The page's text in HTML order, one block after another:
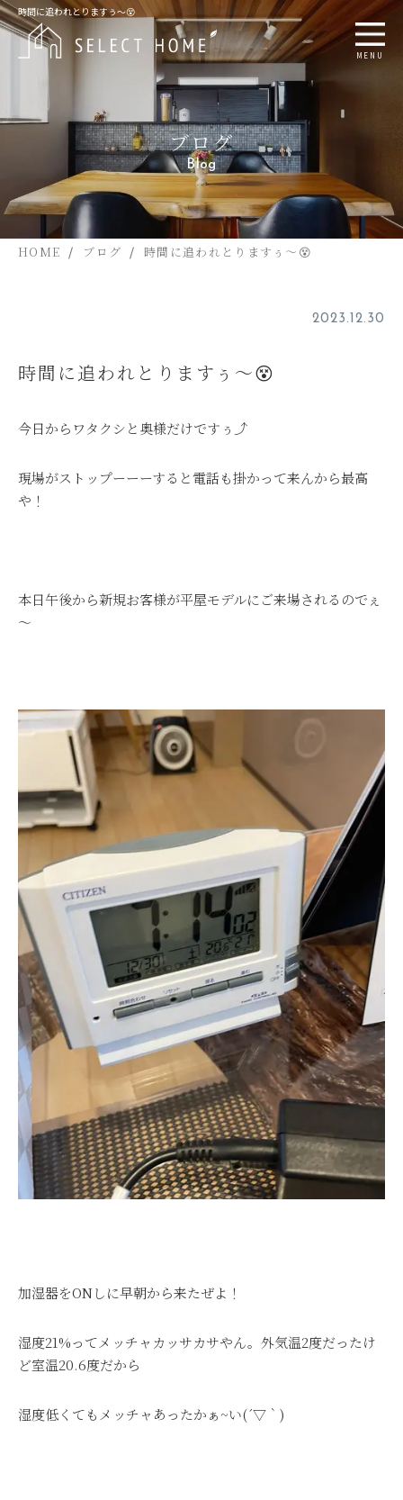
時間に追われとりますぅ～😵
MENU
ブログ
Blog
HOME ブログ 時間に追われとりますぅ～😵
2023.12.30
時間に追われとりますぅ～😵
今日からワタクシと奥様だけですぅ⤴
現場がストップーーーすると電話も掛かって来んから最高
や！
本日午後から新規お客様が平屋モデルにご来場されるのでぇ
～
加湿器をONしに早朝から来たぜよ！
湿度21%ってメッチャカッサカサやん。外気温2度だったけ
ど室温20.6度だから
湿度低くてもメッチャあったかぁ~い(´▽｀)